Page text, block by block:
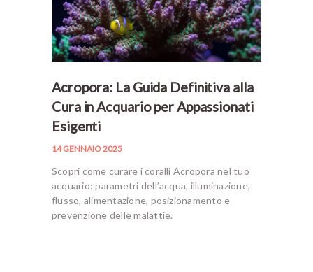
Acropora: La Guida Definitiva alla
Cura in Acquario per Appassionati
Esigenti
14 GENNAIO 2025
Scopri come curare i coralli Acropora nel tuo
acquario: parametri dell’acqua, illuminazione,
flusso, alimentazione, posizionamento e
prevenzione delle malattie.